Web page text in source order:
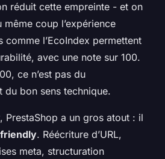
réduit cette empreinte - et on
coup l’expérience
comme l’EcoIndex permettent
avec une note sur 100.
ce n’est pas du
du bon sens technique.
PrestaShop a un gros atout : il
friendly. Réécriture d’URL,
meta, structuration